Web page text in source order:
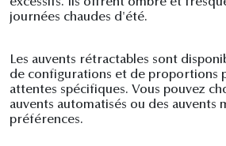
excessifs. Ils offrent ombre et
journées chaudes d'été.
Les auvents rétractables sont
de configurations et de proportions
attentes spécifiques. Vous pouvez
auvents automatisés ou des auvents
préférences.